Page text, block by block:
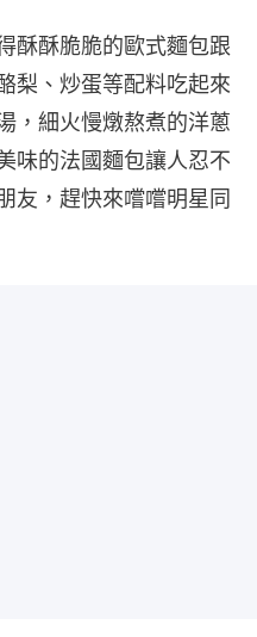
酥酥脆脆的歐式麵包跟
梨、炒蛋等配料吃起來
，細火慢燉熬煮的洋蔥
味的法國麵包讓人忍不
友，趕快來嚐嚐明星同